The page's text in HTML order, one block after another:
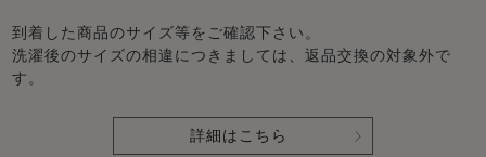
到着した商品のサイズ等をご確認下さい。
洗濯後のサイズの相違につきましては、返品交換の対象外で
す。
詳細はこちら